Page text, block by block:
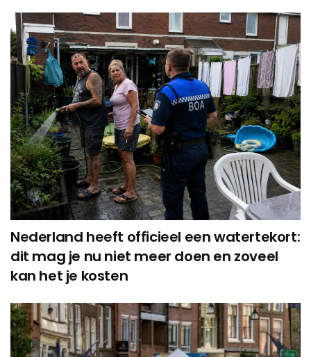
Nederland heeft officieel een watertekort:
dit mag je nu niet meer doen en zoveel
kan het je kosten